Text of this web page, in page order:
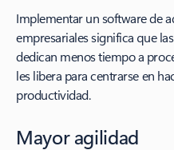
Implementar un software de
empresariales significa que
dedican menos tiempo a
les libera para centrarse en
productividad.
Mayor agilidad